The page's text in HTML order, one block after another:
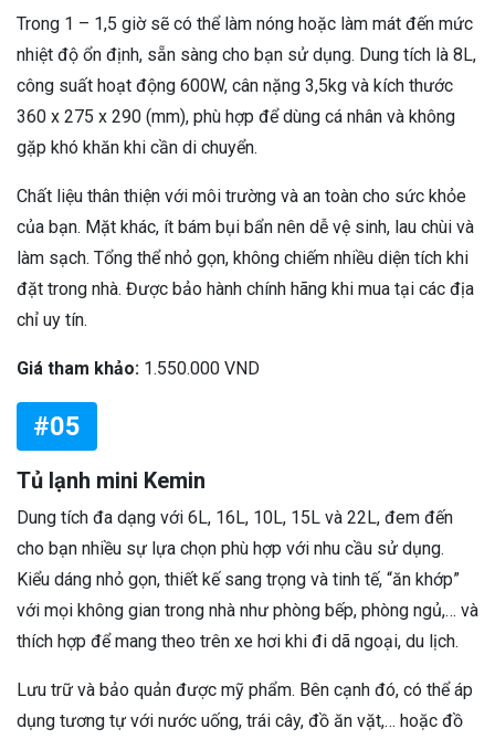
Trong 1 – 1,5 giờ sẽ có thể làm nóng hoặc làm mát đến mức
nhiệt độ ổn định, sẵn sàng cho bạn sử dụng. Dung tích là 8L,
công suất hoạt động 600W, cân nặng 3,5kg và kích thước
360 x 275 x 290 (mm), phù hợp để dùng cá nhân và không
gặp khó khăn khi cần di chuyển.
Chất liệu thân thiện với môi trường và an toàn cho sức khỏe
của bạn. Mặt khác, ít bám bụi bẩn nên dễ vệ sinh, lau chùi và
làm sạch. Tổng thể nhỏ gọn, không chiếm nhiều diện tích khi
đặt trong nhà. Được bảo hành chính hãng khi mua tại các địa
chỉ uy tín.
Giá tham khảo: 1.550.000 VND
#05
Tủ lạnh mini Kemin
Dung tích đa dạng với 6L, 16L, 10L, 15L và 22L, đem đến
cho bạn nhiều sự lựa chọn phù hợp với nhu cầu sử dụng.
Kiểu dáng nhỏ gọn, thiết kế sang trọng và tinh tế, “ăn khớp”
với mọi không gian trong nhà như phòng bếp, phòng ngủ,… và
thích hợp để mang theo trên xe hơi khi đi dã ngoại, du lịch.
Lưu trữ và bảo quản được mỹ phẩm. Bên cạnh đó, có thể áp
dụng tương tự với nước uống, trái cây, đồ ăn vặt,… hoặc đồ